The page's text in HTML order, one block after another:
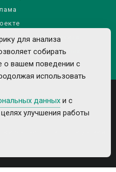
материалов сайта
данных
имеют необходимые лицензии и
для анализа
собирать
о вашем поведении с
использовать
данных и с
улучшения работы